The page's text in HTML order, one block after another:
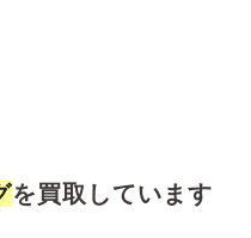
を買取しています